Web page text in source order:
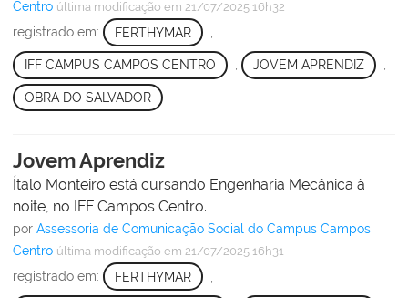
Centro última modificação em 21/07/2025 16h32
registrado em: FERTHYMAR
IFF CAMPUS CAMPOS CENTRO , JOVEM APRENDIZ ,
OBRA DO SALVADOR
Jovem Aprendiz
Ítalo Monteiro está cursando Engenharia Mecânica à
noite, no IFF Campos Centro.
por Assessoria de Comunicação Social do Campus Campos
Centro última modificação em 21/07/2025 16h31
registrado em: FERTHYMAR